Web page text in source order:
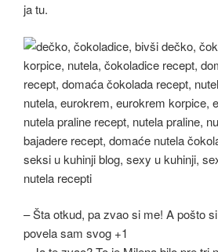
ja tu.
– Šta otkud, pa zvao si me! A pošto
povela sam svog +1